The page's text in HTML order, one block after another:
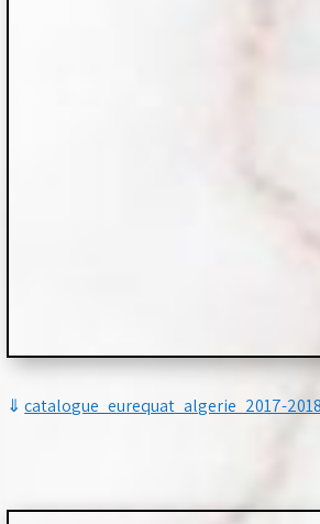
⇓catalogue_eurequat_algerie_2017-